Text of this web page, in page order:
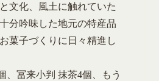
文化、風土に触れていた
分吟味した地元の特産品
菓子づくりに日々精進し
、冨来小判 抹茶4個、もう